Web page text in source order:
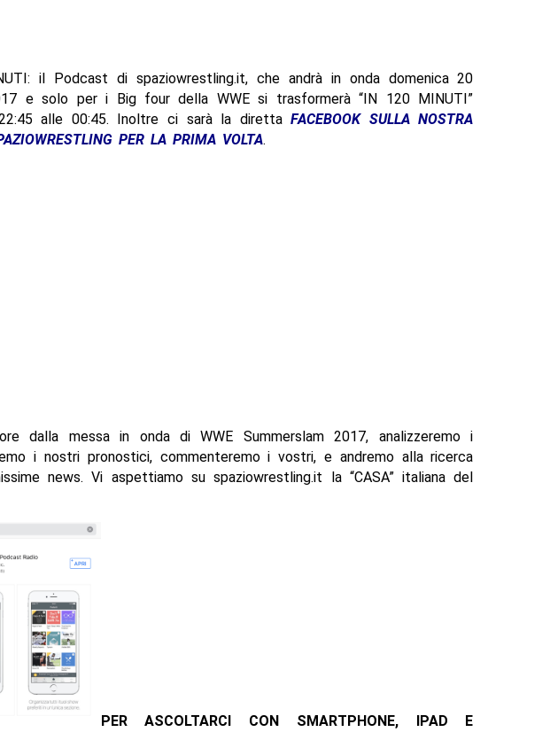
il Podcast di spaziowrestling.it, che andrà in onda domenica 20
e solo per i Big four della WWE si trasformerà “IN 120 MINUTI”
alle 00:45. Inoltre ci sarà la direttaFACEBOOK SULLA NOSTRA
PER LA PRIMA VOLTA.
dalla messa in onda di WWE Summerslam 2017, analizzeremo i
i nostri pronostici, commenteremo i vostri, e andremo alla ricerca
news. Vi aspettiamo su spaziowrestling.it la “CASA” italiana del
PER ASCOLTARCI CON SMARTPHONE, IPAD E